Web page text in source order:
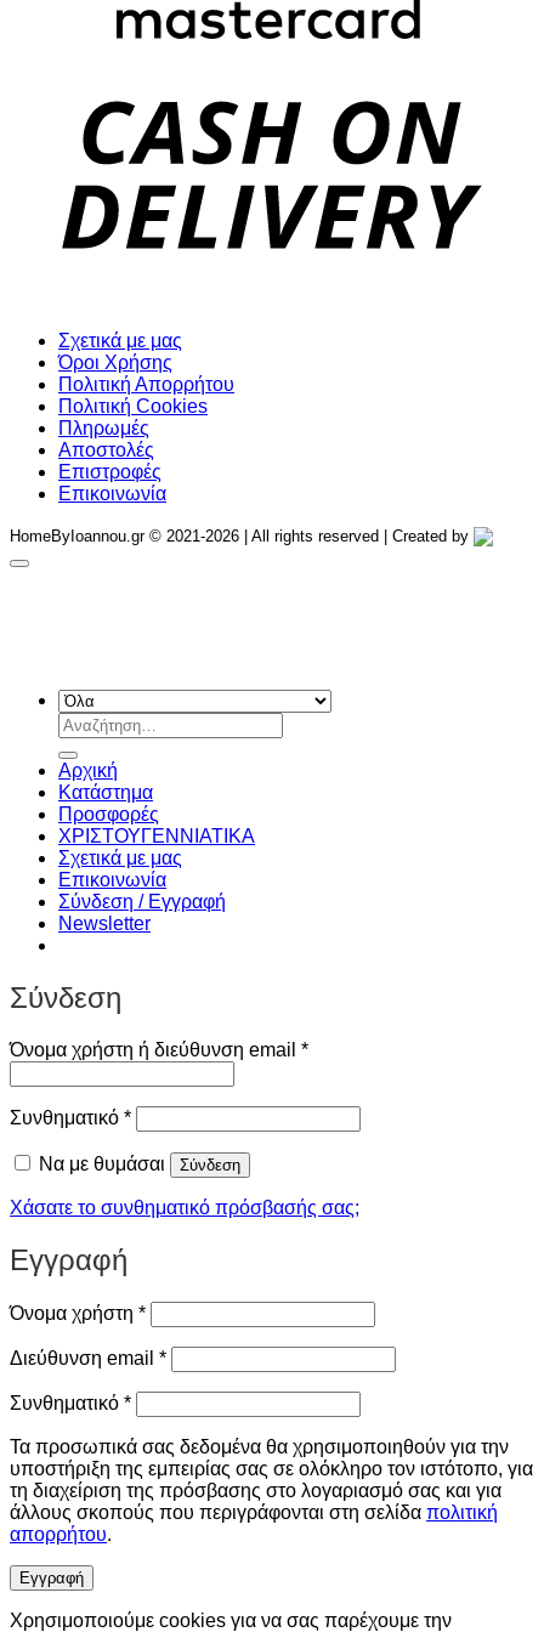
Σχετικά με μας
Όροι Χρήσης
Πολιτική Απορρήτου
Πολιτική Cookies
Πληρωμές
Αποστολές
Επιστροφές
Επικοινωνία
HomeByIoannou.gr © 2021-2026 | All rights reserved | Created by
Αναζήτηση
για:
Αρχική
Κατάστημα
Προσφορές
ΧΡΙΣΤΟΥΓΕΝΝIATIKA
Σχετικά με μας
Επικοινωνία
Σύνδεση / Εγγραφή
Newsletter
Σύνδεση
Όνομα χρήστη ή διεύθυνση email *Απαιτείται
Συνθηματικό *Απαιτείται
Να με θυμάσαι Σύνδεση
Χάσατε το συνθηματικό πρόσβασής σας;
Εγγραφή
Όνομα χρήστη *Απαιτείται
Διεύθυνση email *Απαιτείται
Συνθηματικό *Απαιτείται
Τα προσωπικά σας δεδομένα θα χρησιμοποιηθούν για την
υποστήριξη της εμπειρίας σας σε ολόκληρο τον ιστότοπο, για
τη διαχείριση της πρόσβασης στο λογαριασμό σας και για
άλλους σκοπούς που περιγράφονται στη σελίδα πολιτική
απορρήτου.
Εγγραφή
Χρησιμοποιούμε cookies για να σας παρέχουμε την